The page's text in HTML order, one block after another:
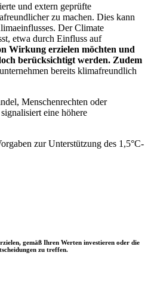
und extern geprüfte
zu machen. Dies kann
Der Climate
etwa durch Einfluss auf
Wirkung erzielen möchten und
berücksichtigt werden. Zudem
bereits klimafreundlich
Menschenrechten oder
eine höhere
zur Unterstützung des 1,5°C-
gemäß Ihren Werten investieren oder die
zu treffen.